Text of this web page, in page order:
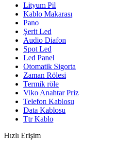
Lityum Pil
Kablo Makarası
Pano
Şerit Led
Audio Diafon
Spot Led
Led Panel
Otomatik Sigorta
Zaman Rölesi
Termik röle
Viko Anahtar Priz
Telefon Kablosu
Data Kablosu
Ttr Kablo
Hızlı Erişim